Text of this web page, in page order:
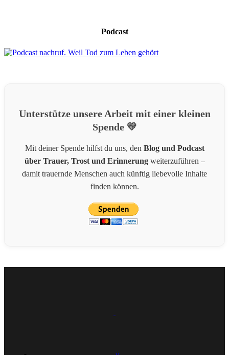
Podcast
Unterstütze unsere Arbeit mit einer kleinen
Spende 💛
Mit deiner Spende hilfst du uns, den Blog und Podcast
über Trauer, Trost und Erinnerungweiterzuführen –
damit trauernde Menschen auch künftig liebevolle Inhalte
finden können.